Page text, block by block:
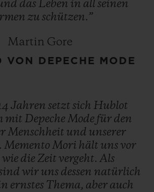
das Leben in all seinen
zu schützen.”
Martin Gore
VON DEPECHE MODE
Jahren setzt sich Hublot
mit DepecheMode für den
Menschheit und unserer
Memento Mori hält unsvor
wie die Zeit vergeht. Als
wir uns dessen natürlich
ernstes Thema, aber auch